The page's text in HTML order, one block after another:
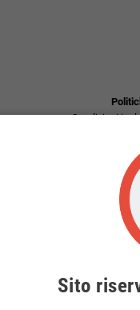
Spedizioni
di tabacco, sfoglia il
Sito